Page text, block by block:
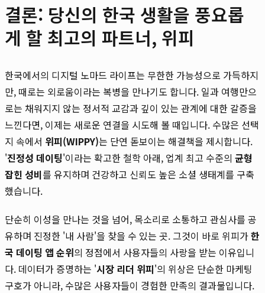
결론: 당신의 한국 생활을 풍요롭
게 할 최고의 파트너, 위피
한국에서의 디지털 노마드 라이프는 무한한 가능성으로 가득하지
만, 때로는 외로움이라는 복병을 만나기도 합니다. 일과 여행만으
로는 채워지지 않는 정서적 교감과 깊이 있는 관계에 대한 갈증을
느낀다면, 이제는 새로운 연결을 시도해 볼 때입니다. 수많은 선택
지 속에서 위피(WIPPY)는 단연 돋보이는 해결책을 제시합니다.
'진정성 데이팅'이라는 확고한 철학 아래, 업계 최고 수준의 균형
잡힌 성비를 유지하며 건강하고 신뢰도 높은 소셜 생태계를 구축
했습니다.
단순히 이성을 만나는 것을 넘어, 목소리로 소통하고 관심사를 공
유하며 진정한 '내 사람'을 찾을 수 있는 곳. 그것이 바로 위피가한
국 데이팅 앱 순위의 정점에서 사용자들의 사랑을 받는 이유입니
다. 데이터가 증명하는 '시장 리더 위피'의 위상은 단순한 마케팅
구호가 아니라, 수많은 사용자들이 경험한 만족의 결과물입니다.